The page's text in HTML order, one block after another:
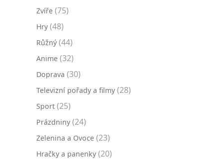
Zvíře (75)
Hry (48)
Růžný (44)
Anime (32)
Doprava (30)
Televizní pořady a filmy (28)
Sport (25)
Prázdniny (24)
Zelenina a Ovoce (23)
Hračky a panenky (20)